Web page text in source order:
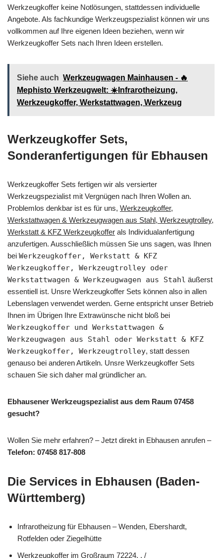
Werkzeugkoffer keine Notlösungen, stattdessen individuelle
Angebote. Als fachkundige Werkzeugspezialist können wir uns
vollkommen auf Ihre eigenen Ideen beziehen, wenn wir
Werkzeugkoffer Sets nach Ihren Ideen erstellen.
Siehe auch Werkzeugwagen Mainhausen - 🔥
Mephisto Werkzeugwelt: ☀️Infrarotheizung,
Werkzeugkoffer, Werkstattwagen, Werkzeug
Werkzeugkoffer Sets,
Sonderanfertigungen für Ebhausen
Werkzeugkoffer Sets fertigen wir als versierter
Werkzeugspezialist mit Vergnügen nach Ihren Wollen an.
Problemlos denkbar ist es für uns, Werkzeugkoffer,
Werkstattwagen & Werkzeugwagen aus Stahl, Werkzeugtrolley,
Werkstatt & KFZ Werkzeugkoffer als Individualanfertigung
anzufertigen. Ausschließlich müssen Sie uns sagen, was Ihnen
bei Werkzeugkoffer, Werkstatt & KFZ
Werkzeugkoffer, Werkzeugtrolley oder
Werkstattwagen & Werkzeugwagen aus Stahl äußerst
essentiell ist. Unsre Werkzeugkoffer Sets können also in allen
Lebenslagen verwendet werden. Gerne entspricht unser Betrieb
Ihnen im Übrigen Ihre Extrawünsche nicht bloß bei
Werkzeugkoffer und Werkstattwagen &
Werkzeugwagen aus Stahl oder Werkstatt & KFZ
Werkzeugkoffer, Werkzeugtrolley, statt dessen
genauso bei anderen Artikeln. Unsre Werkzeugkoffer Sets
schauen Sie sich daher mal gründlicher an.
Ebhausener Werkzeugspezialist aus dem Raum 07458
gesucht?
Wollen Sie mehr erfahren? – Jetzt direkt in Ebhausen anrufen –
Telefon: 07458 817-808
Die Services in Ebhausen (Baden-
Württemberg)
Infrarotheizung für Ebhausen – Wenden, Ebershardt,
Rotfelden oder Ziegelhütte
Werkzeugkoffer im Großraum 72224, , /